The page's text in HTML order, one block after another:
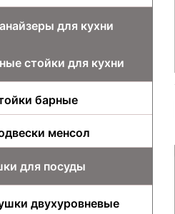
для кухни
стойки для кухни
барные
менсол
для посуды
двухуровневые